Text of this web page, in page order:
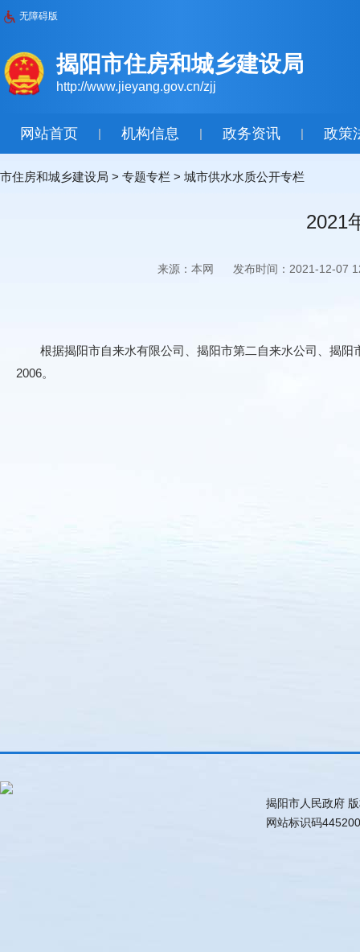
无障碍版
揭阳市住房和城乡建设局
http://www.jieyang.gov.cn/zjj
网站首页 | 机构信息 | 政务资讯 | 政策
市住房和城乡建设局 > 专题专栏 > 城市供水水质公开专栏
2021
来源：本网 发布时间：2021-12-07
根据揭阳市自来水有限公司、揭阳市第二自来水公司、揭阳
2006。
揭阳市人民政府
网站标识码